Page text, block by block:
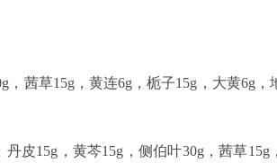
，茜草15g，黄连6g，栀子15g，大黄6g，
皮15g，黄芩15g，侧伯叶30g，茜草15g，